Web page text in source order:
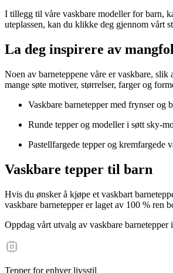
I tillegg til våre vaskbare modeller for barn,
uteplassen, kan du klikke deg gjennom vårt
La deg inspirere av
Noen av barneteppene våre er vaskbare,
mange søte motiver, størrelser, farger og
Vaskbare barnetepper med frynser
Runde tepper og modeller i søtt sky-
Pastellfargede tepper og kremfargede
Vaskbare tepper til barn
Hvis du ønsker å kjøpe et vaskbart
vaskbare barnetepper er laget av 100 % ren
Oppdag vårt utvalg av vaskbare barnetepper
Tepper for enhver livsstil